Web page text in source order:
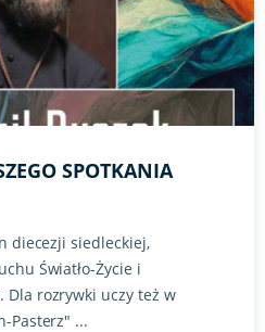
SPOTKANIA
diecezji siedleckiej,
Światło-Życie i
Dla rozrywki uczy też w
Pasterz" ...